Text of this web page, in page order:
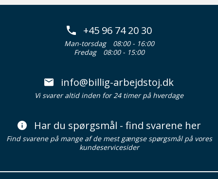
+45 96 74 20 30
Man-torsdag
08:00 - 16:00
Fredag
08:00 - 15:00
info@billig-arbejdstoj.dk
Vi svarer altid inden for 24 timer på hverdage
Har du spørgsmål - find svarene her
Find svarene på mange af de mest gængse spørgsmål på vores
kundeservicesider